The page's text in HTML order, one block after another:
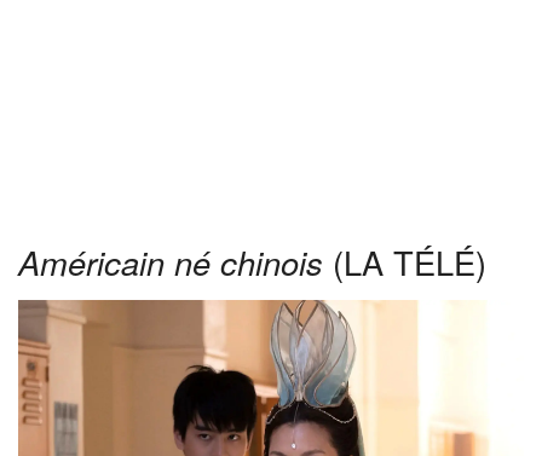
Américain né chinois (LA TÉLÉ)